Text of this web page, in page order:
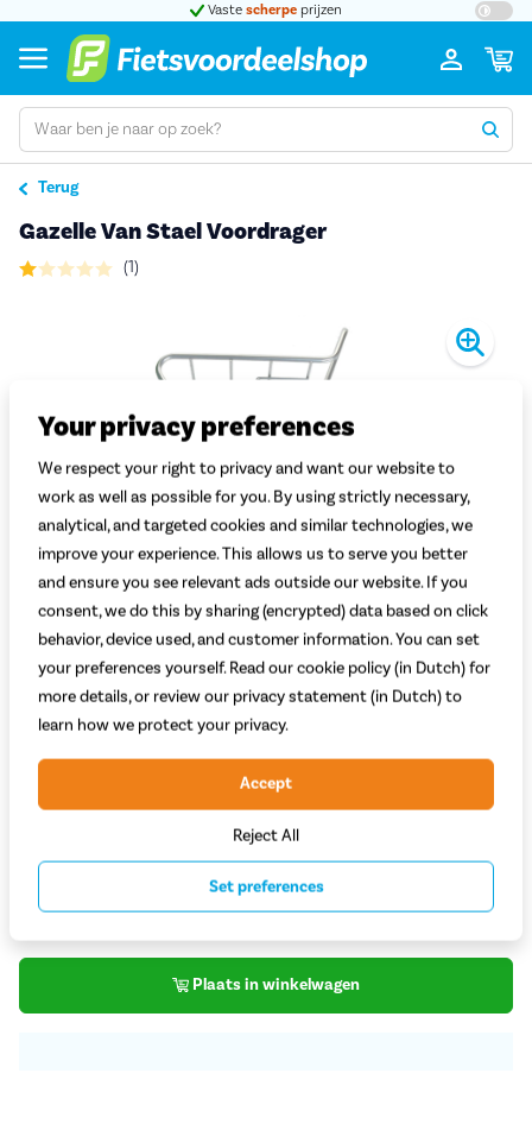
Vaste scherpe prijzen
Terug
Gazelle Van Stael Voordrager
(1)
Welke kleur kies je?
Zilver
Op voorraad bij leverancier
48,-
Plaats in winkelwagen
Your privacy preferences
We respect your right to privacy and want our website to
work as well as possible for you. By using strictly necessary,
analytical, and targeted cookies and similar technologies, we
improve your experience. This allows us to serve you better
and ensure you see relevant ads outside our website. If you
consent, we do this by sharing (encrypted) data based on click
behavior, device used, and customer information. You can set
your preferences yourself. Read our cookie policy (in Dutch) for
more details, or review our privacy statement (in Dutch) to
learn how we protect your privacy.
Reject All
Accept
Set preferences